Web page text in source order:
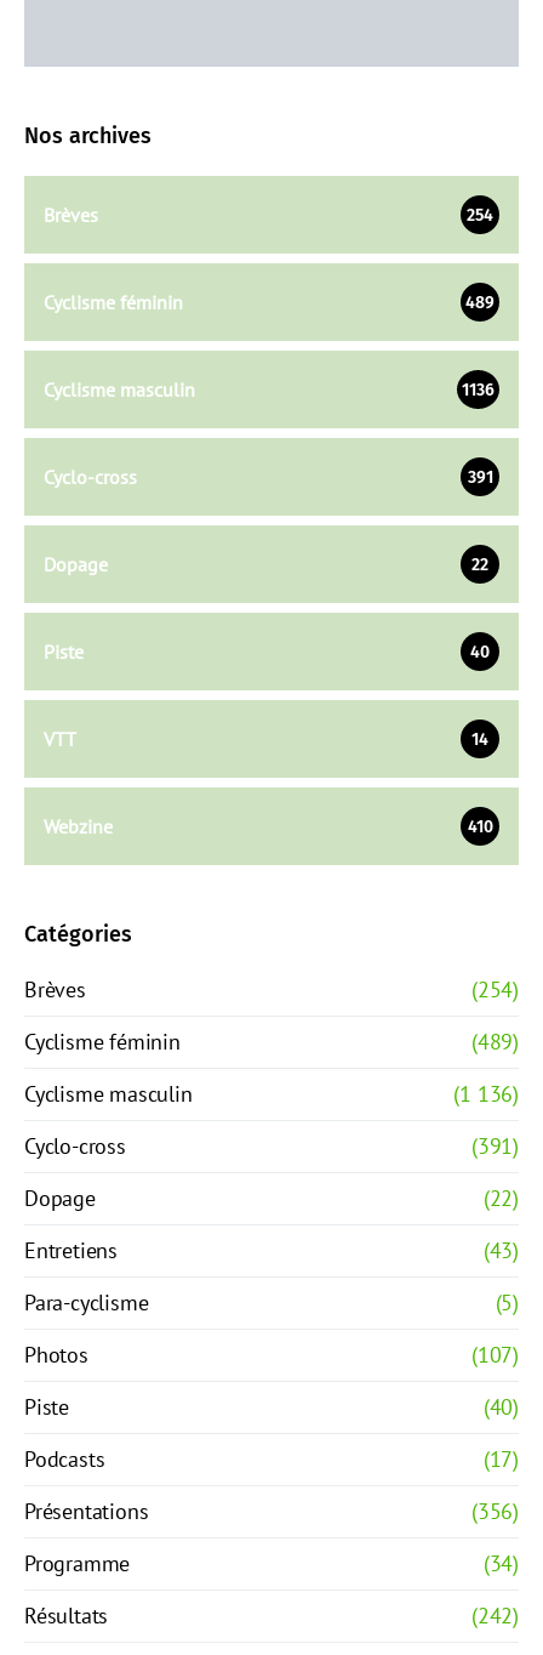
Nos archives
Brèves 254
Cyclisme féminin 489
Cyclisme masculin 1136
Cyclo-cross 391
Dopage 22
Piste 40
VTT 14
Webzine 410
Catégories
Brèves
(254)
Cyclisme féminin
(489)
Cyclisme masculin
(1 136)
Cyclo-cross
(391)
Dopage
(22)
Entretiens
(43)
Para-cyclisme
(5)
Photos
(107)
Piste
(40)
Podcasts
(17)
Présentations
(356)
Programme
(34)
Résultats
(242)